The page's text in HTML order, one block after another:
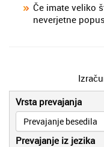
Če imate veliko
neverjetne
Vrsta prevajanja
Prevajanje besedila
Prevajanje iz jezika